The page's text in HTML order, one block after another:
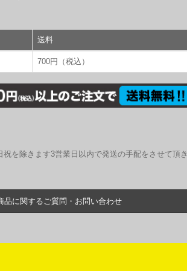
送料
700円（税込）
を除きます3営業日以内で発送の手配をさせて頂き
品に関するご質問・お問い合わせ